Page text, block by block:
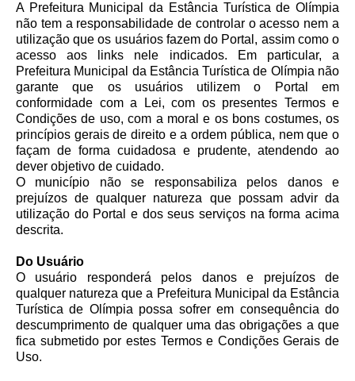
A Prefeitura Municipal da Estância Turística de Olímpia
não tem a responsabilidade de controlar o acesso nem a
utilização que os usuários fazem do Portal, assim como o
acesso aos links nele indicados. Em particular, a
Prefeitura Municipal da Estância Turística de Olímpia não
garante que os usuários utilizem o Portal em
conformidade com a Lei, com os presentes Termos e
Condições de uso, com a moral e os bons costumes, os
princípios gerais de direito e a ordem pública, nem que o
façam de forma cuidadosa e prudente, atendendo ao
dever objetivo de cuidado.
O município não se responsabiliza pelos danos e
prejuízos de qualquer natureza que possam advir da
utilização do Portal e dos seus serviços na forma acima
descrita.
Do Usuário
O usuário responderá pelos danos e prejuízos de
qualquer natureza que a Prefeitura Municipal da Estância
Turística de Olímpia possa sofrer em consequência do
descumprimento de qualquer uma das obrigações a que
fica submetido por estes Termos e Condições Gerais de
Uso.